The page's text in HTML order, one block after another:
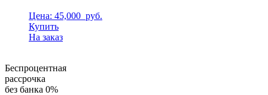
Цена: 45,000 руб.
Купить
На заказ
Беспроцентная
рассрочка
без банка 0%